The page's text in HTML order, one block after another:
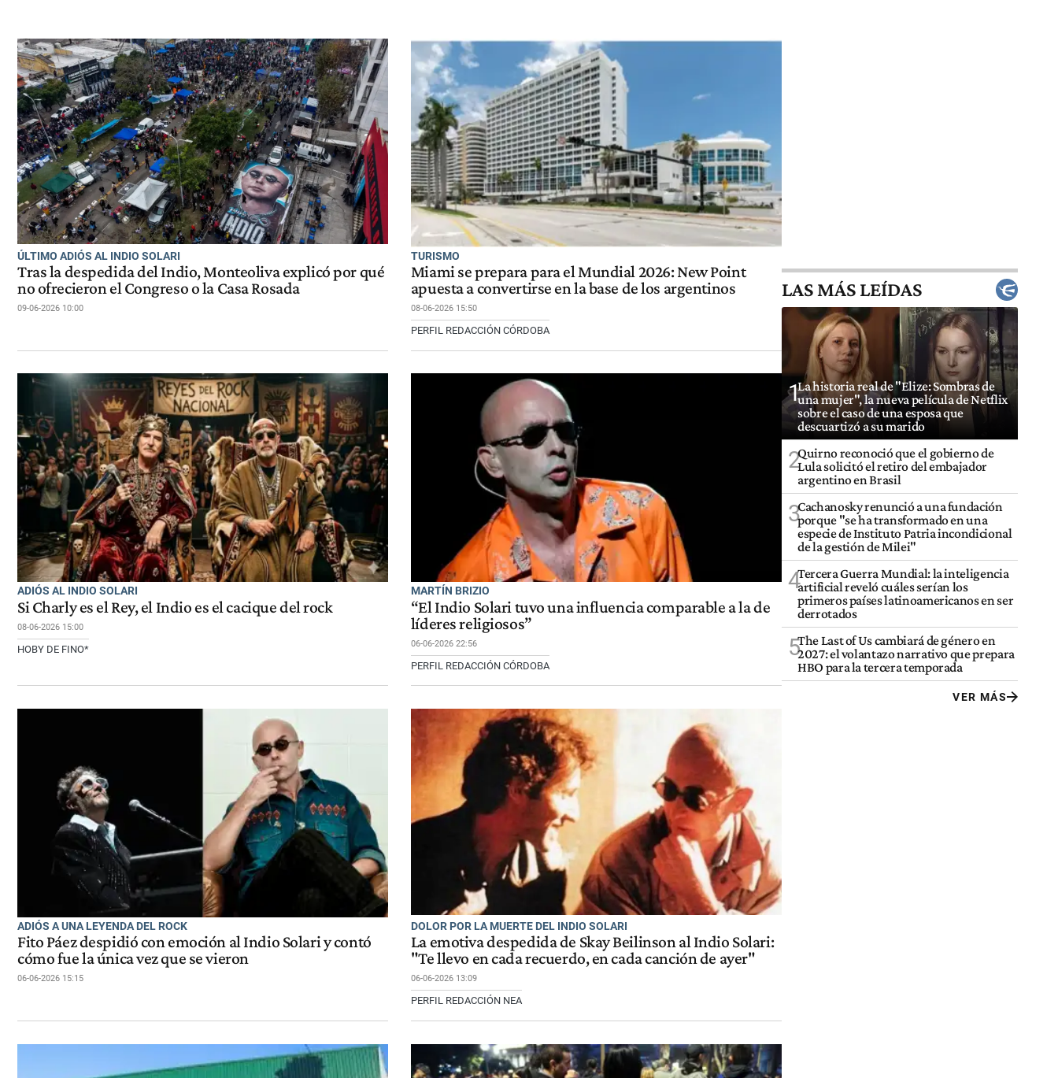
ÚLTIMO ADIÓS AL INDIO SOLARI
Tras la despedida del Indio, Monteoliva explicó por qué
no ofrecieron el Congreso o la Casa Rosada
09-06-2026 10:00
TURISMO
Miami se prepara para el Mundial 2026: New Point
apuesta a convertirse en la base de los argentinos
08-06-2026 15:50
PERFIL REDACCIÓN CÓRDOBA
ADIÓS AL INDIO SOLARI
Si Charly es el Rey, el Indio es el cacique del rock
08-06-2026 15:00
HOBY DE FINO*
MARTÍN BRIZIO
“El Indio Solari tuvo una influencia comparable a la de
líderes religiosos”
06-06-2026 22:56
PERFIL REDACCIÓN CÓRDOBA
ADIÓS A UNA LEYENDA DEL ROCK
Fito Páez despidió con emoción al Indio Solari y contó
cómo fue la única vez que se vieron
06-06-2026 15:15
DOLOR POR LA MUERTE DEL INDIO SOLARI
La emotiva despedida de Skay Beilinson al Indio Solari:
"Te llevo en cada recuerdo, en cada canción de ayer"
06-06-2026 13:09
PERFIL REDACCIÓN NEA
LAS MÁS LEÍDAS
1La historia real de "Elize: Sombras de
una mujer", la nueva película de Netflix
sobre el caso de una esposa que
descuartizó a su marido
2Quirno reconoció que el gobierno de
Lula solicitó el retiro del embajador
argentino en Brasil
3Cachanosky renunció a una fundación
porque "se ha transformado en una
especie de Instituto Patria incondicional
de la gestión de Milei"
4Tercera Guerra Mundial: la inteligencia
artificial reveló cuáles serían los
primeros países latinoamericanos en ser
derrotados
5The Last of Us cambiará de género en
2027: el volantazo narrativo que prepara
HBO para la tercera temporada
VER MÁS